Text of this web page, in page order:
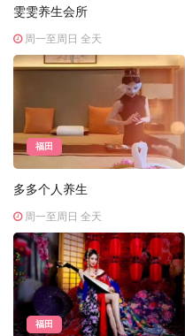
雯雯养生会所
周一至周日 全天
福田
多多个人养生
周一至周日 全天
福田